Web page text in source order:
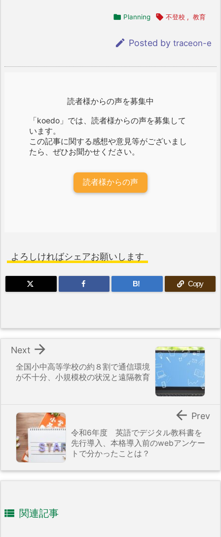
 Planning  不登校 , 教育
 Posted by traceon-e
読者様からの声を募集中
「koedo」では、読者様からの声を募集して
います。
この記事に関する感想や意見等がございまし
たら、ぜひお聞かせください。
読者様からの声
よろしければシェアお願いします
B! Copy
全国小中高等学校の約８割で通信環境
が不十分、小規模校の状況と遠隔教育

Next
令和6年度 英語でデジタル教科書を
先行導入、本格導入前のwebアンケー
トで分かったことは？
 Prev
 関連記事